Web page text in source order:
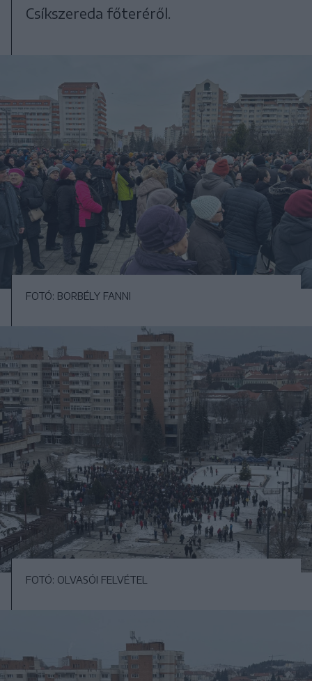
Csíkszereda főteréről.
FOTÓ: BORBÉLY FANNI
FOTÓ: OLVASÓI FELVÉTEL